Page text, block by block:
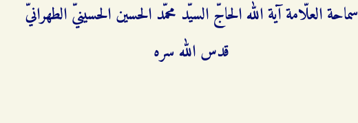
سماحة العلّامة آية الله الحاجّ السيّد محمّد الحسين الحسينيّ الطهرانيّ
قدس الله سره